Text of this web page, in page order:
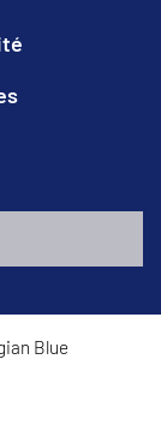
Blue